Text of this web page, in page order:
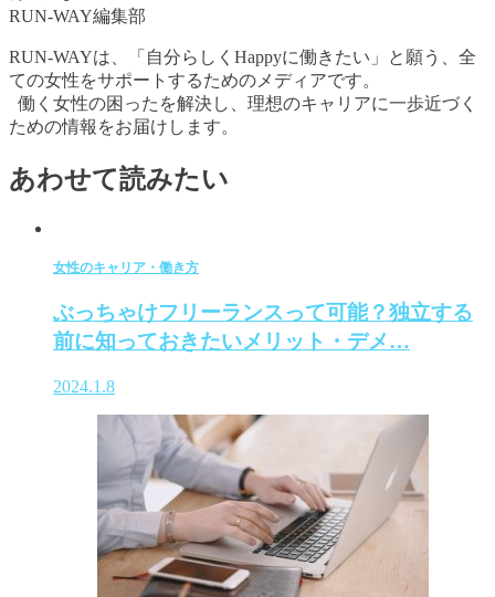
RUN-WAY編集部
RUN-WAYは、「自分らしくHappyに働きたい」と願う、全
ての女性をサポートするためのメディアです。
働く女性の困ったを解決し、理想のキャリアに一歩近づく
ための情報をお届けします。
あわせて読みたい
女性のキャリア・働き方
ぶっちゃけフリーランスって可能？独立する
前に知っておきたいメリット・デメ…
2024.1.8